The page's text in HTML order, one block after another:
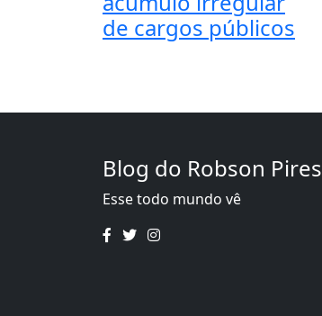
de cargos públicos
Blog do Robson Pires
Esse todo mundo vê